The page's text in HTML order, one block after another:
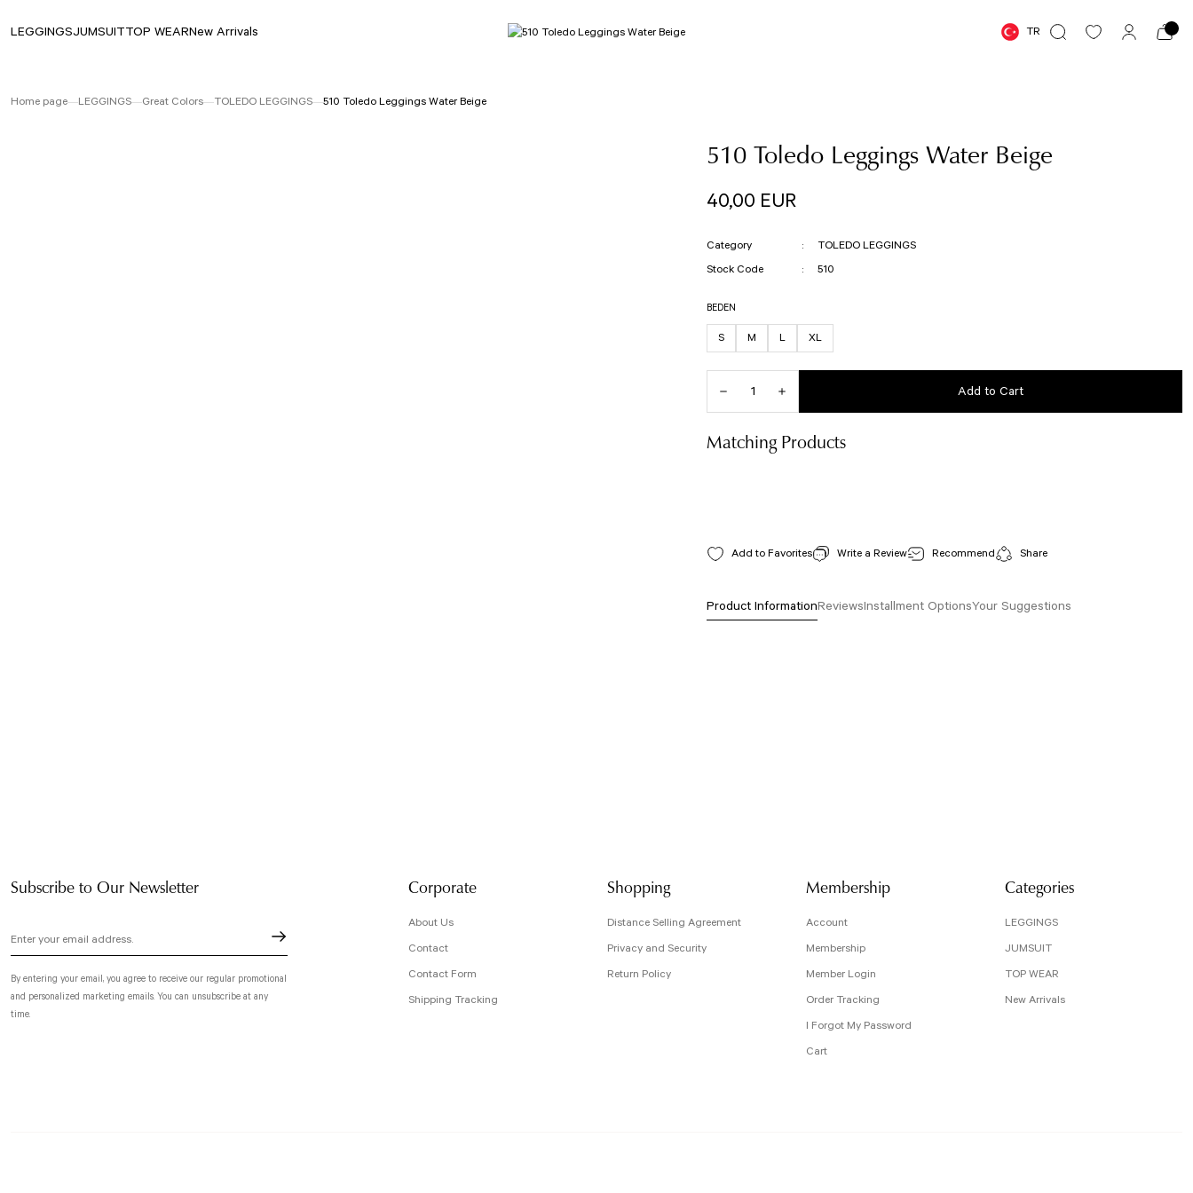
LEGGINGSJUMSUITTOP WEARNew Arrivals TR
Home page LEGGINGS Great Colors TOLEDO LEGGINGS 510 Toledo Leggings Water Beige
510 Toledo Leggings Water Beige
40,00 EUR
Category
TOLEDO LEGGINGS
Stock Code
510
BEDEN
S M L XL
Add to Cart
Matching Products
Stock Code : 519 View Details
Write a Review Recommend Share
Product InformationReviewsInstallment OptionsYour Suggestions
Subscribe to Our Newsletter
By entering your email, you agree to receive our regular promotional
and personalized marketing emails. You can unsubscribe at any
time.
Corporate
About Us
Contact
Contact Form
Shipping Tracking
Shopping
Distance Selling Agreement
Privacy and Security
Return Policy
Membership
Account
Membership
Member Login
Order Tracking
I Forgot My Password
Cart
Categories
LEGGINGS
JUMSUIT
TOP WEAR
New Arrivals